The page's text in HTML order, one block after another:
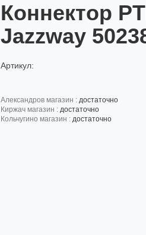
Коннектор
Jazzway
Артикул:
александров магазин : достаточно
киржач магазин : достаточно
кольчугино магазин : достаточно